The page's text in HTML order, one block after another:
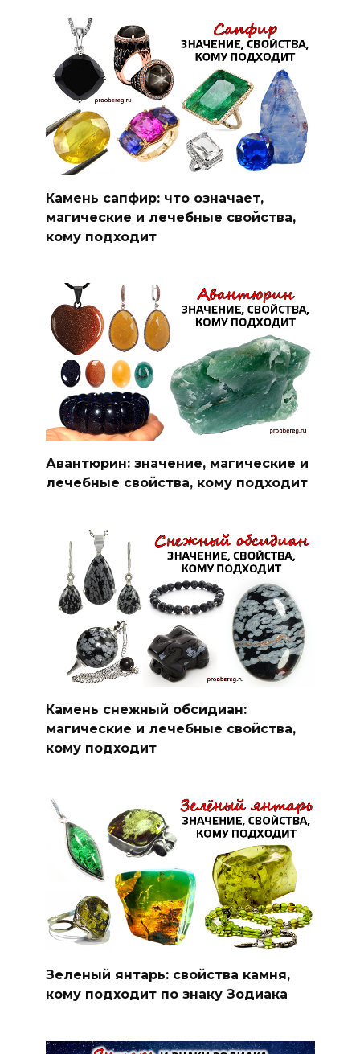
Камень сапфир: что означает,
магические и лечебные свойства,
кому подходит
Авантюрин: значение, магические и
лечебные свойства, кому подходит
Камень снежный обсидиан:
магические и лечебные свойства,
кому подходит
Зеленый янтарь: свойства камня,
кому подходит по знаку Зодиака